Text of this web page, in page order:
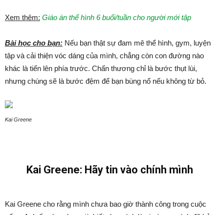
Xem thêm: Giáo án thể hình 6 buổi/tuần cho người mới tập
Bài học cho bạn: Nếu bạn thật sự đam mê thể hình, gym, luyện
tập và cải thiện vóc dáng của mình, chẳng còn con đường nào
khác là tiến lên phía trước. Chấn thương chỉ là bước thụt lùi,
nhưng chúng sẽ là bước đệm để bạn bùng nổ nếu không từ bỏ.
Kai Greene
Kai Greene: Hãy tin vào chính mình
Kai Greene cho rằng mình chưa bao giờ thành công trong cuộc